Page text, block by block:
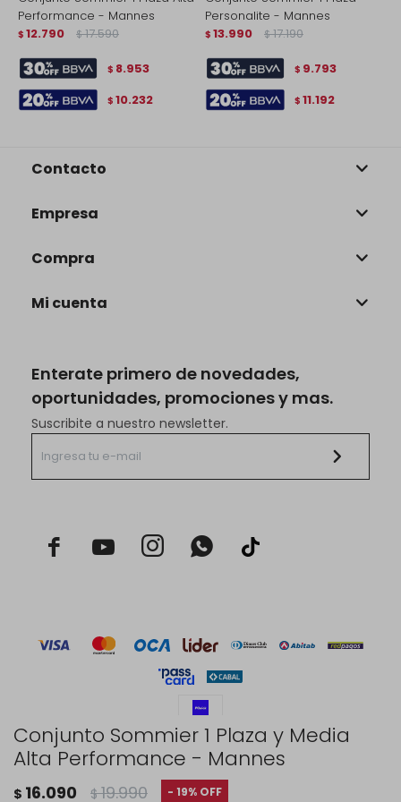
Conjunto Sommier 1 Plaza y Media
Alta Performance - Mannes
$ 16.090 $ 19.990 19
Performance - Mannes
$ 12.790 $ 17.590
$ 8.953
$ 10.232
Personalite - Mannes
$ 13.990 $ 17.190
$ 9.793
$ 11.192
Enterate primero de novedades,
oportunidades, promociones y mas.
Suscribite a nuestro newsletter.
  
Contacto
Empresa
Compra
Mi cuenta
© Copyright 2026 / Rustico Hogar